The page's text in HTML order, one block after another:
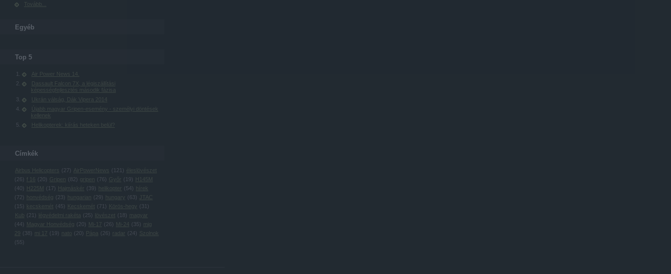
Tovább
Egyéb
Top 5
Air Power News 14.
Dassault Falcon 7X, a légiszállítási
képességfejlesztés második fázisa
Ukrán válság, Dák Vipera 2014
Újabb magyar Gripen-esemény - személyi döntések
kellenek
Helikopterek: kiírás heteken belül?
Címkék
Airbus Helicopters (27) AirPowerNews ( 121 ) éleslövészet
(26 ) f 16 (20) Gripen (82) gripen (76 ) Győr ( 19) H145M
(40) H225M ( 17) Hajmáskér (39) helikopter (54) hírek
(72) honvédség (23) hungarian (29) hungary (63)
JTAC
( 15) kecskemét (45) Kecskemét (71 ) Körös-hegy (31 )
Kub
(21 ) légvédelmi rakéta (25) lövészet ( 18) magyar
(44) Magyar Honvédség (20) Mi-17 (26 ) Mi-24 (35) mig
29 (38) mi 17 ( 19) nato (20) Pápa (26 ) radar (24) Szolnok
(55)